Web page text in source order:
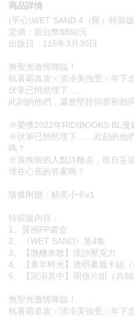
商品詳情
(平心)WET SAND 4（限）特裝版
定價：新台幣$860元
出版日 115年3月30日
無聖光激情降臨！
執著霸道攻╳清冷美強受╳年下
伏筆已悄然埋下……
此刻的他們，還會堅持與當初相
※榮獲2022年RIDIBOOKS BL漫
※伏筆已悄然埋下……此刻的他
嗎？
※當挽留的人默許離去，暗自
埋在心底的答案嗎？
隨書附贈：精美小卡x1
特裝版內容：
1、質感PP書盒
2、《WET SAND》第4集
3、【微醺未散】流沙壓克力
4、【童年時光】透明書籤卡組（
5、【沉溺其中】明信片組（共8
無聖光激情降臨！
執著霸道攻╳清冷美強受╳年下